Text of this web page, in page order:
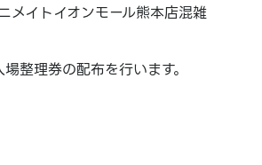
イトイオンモール熊本店混雑
整理券の配布を行います。